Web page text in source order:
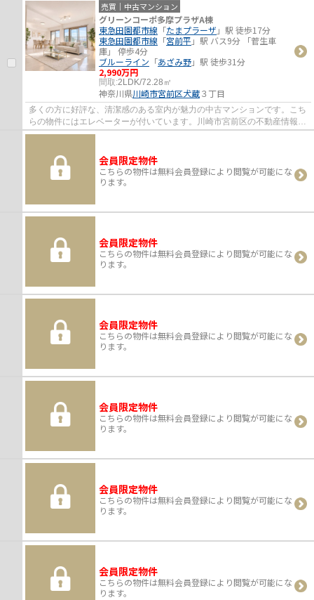
売買｜中古マンション
グリーンコーポ多摩プラザA棟
東急田園都市線 「たまプラーザ 」駅 徒歩17分
東急田園都市線 「宮前平 」駅 バス9分 「菅生車
庫」 停歩4分
ブルーライン 「あざみ野」駅 徒歩31分
2,990万円
間取:2LDK/72.28㎡
神奈川県川崎市宮前区犬蔵３丁目
多くの方に好評な、清潔感のある室内が魅力の中古マンションです。こち
らの物件にはエレベーターが付いています。川崎市宮前区の不動産情報を
お求めなら、信頼と実績を誇る当社にお任...
会員限定物件
こちらの物件は無料会員登録により閲覧が可能にな
ります。
会員限定物件
こちらの物件は無料会員登録により閲覧が可能にな
ります。
会員限定物件
こちらの物件は無料会員登録により閲覧が可能にな
ります。
会員限定物件
こちらの物件は無料会員登録により閲覧が可能にな
ります。
会員限定物件
こちらの物件は無料会員登録により閲覧が可能にな
ります。
会員限定物件
こちらの物件は無料会員登録により閲覧が可能にな
ります。